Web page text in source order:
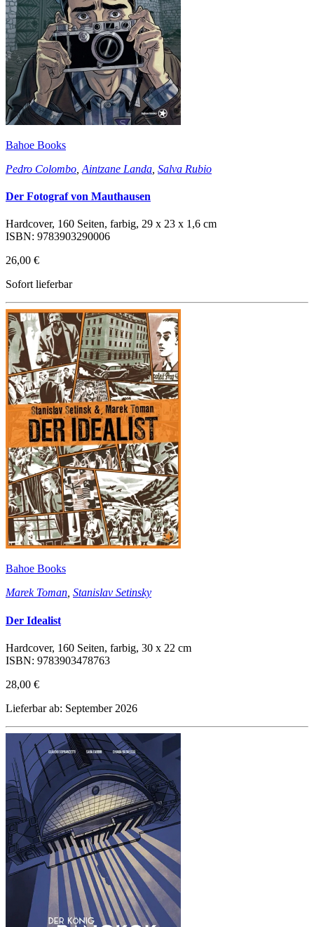
Bahoe Books
Pedro Colombo Aintzane Landa Salva Rubio
Der Fotograf von Mauthausen
Hardcover, 160 Seiten, farbig, 29 x 23 x 1,6 cm
ISBN: 9783903290006
26,00 €
Sofort lieferbar
Bahoe Books
Marek Toman, Stanislav Setinsky
Der Idealist
Hardcover, 160 Seiten, farbig, 30 x 22 cm
ISBN: 9783903478763
28,00 €
Lieferbar ab: September 2026